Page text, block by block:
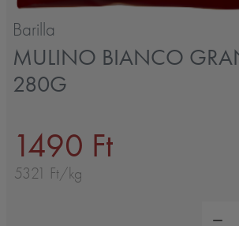
Barilla
MULINO BIANCO
280G
1490 Ft
5321 Ft/kg